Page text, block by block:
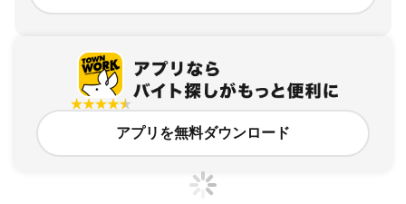
アプリを無料ダウンロード